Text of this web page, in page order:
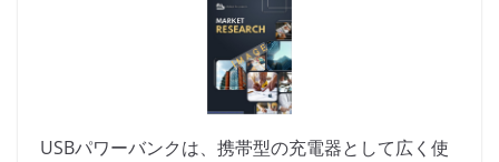
USBパワーバンクは、携帯型の充電器として広く使